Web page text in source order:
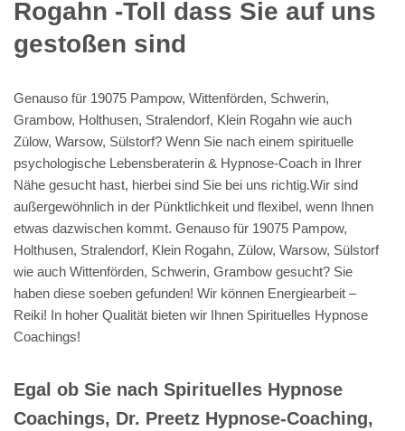
Rogahn -Toll dass Sie auf uns
gestoßen sind
Genauso für 19075 Pampow, Wittenförden, Schwerin,
Grambow, Holthusen, Stralendorf, Klein Rogahn wie auch
Zülow, Warsow, Sülstorf? Wenn Sie nach einem spirituelle
psychologische Lebensberaterin & Hypnose-Coach in Ihrer
Nähe gesucht hast, hierbei sind Sie bei uns richtig.Wir sind
außergewöhnlich in der Pünktlichkeit und flexibel, wenn Ihnen
etwas dazwischen kommt. Genauso für 19075 Pampow,
Holthusen, Stralendorf, Klein Rogahn, Zülow, Warsow, Sülstorf
wie auch Wittenförden, Schwerin, Grambow gesucht? Sie
haben diese soeben gefunden! Wir können Energiearbeit –
Reiki! In hoher Qualität bieten wir Ihnen Spirituelles Hypnose
Coachings!
Egal ob Sie nach Spirituelles Hypnose
Coachings, Dr. Preetz Hypnose-Coaching,